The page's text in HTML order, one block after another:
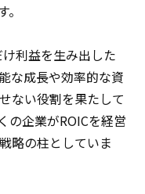
利益を生み出した
な成長や効率的な資
ない役割を果たして
の企業がROICを経営
略の柱としていま